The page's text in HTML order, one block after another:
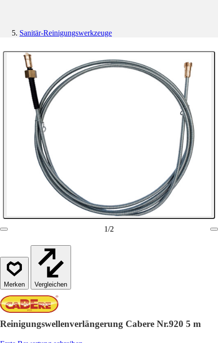
Sanitär-Reinigungswerkzeuge
1/2
Vergleichen
Reinigungswellenverlängerung Cabere Nr.920 5 m